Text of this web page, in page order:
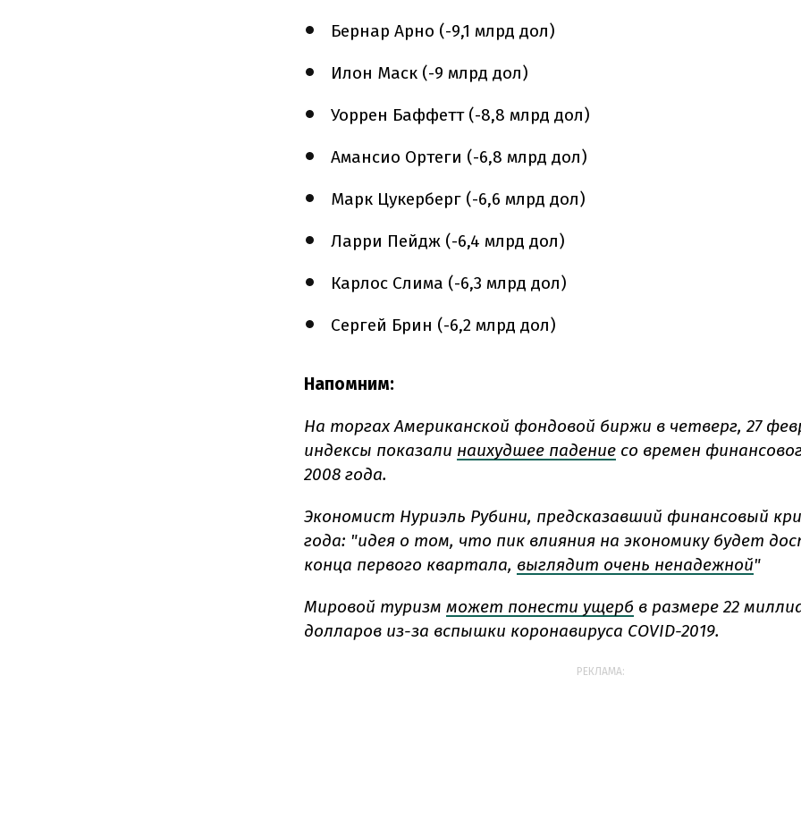
Бернар Арно (-9,1 млрд дол)
Илон Маск (-9 млрд дол)
Уоррен Баффетт (-8,8 млрд дол)
Амансио Ортеги (-6,8 млрд дол)
Марк Цукерберг (-6,6 млрд дол)
Ларри Пейдж (-6,4 млрд дол)
Карлос Слима (-6,3 млрд дол)
Сергей Брин (-6,2 млрд дол)
Напомним:
На торгах Американской фондовой биржи в четверг, 27
индексы показали наихудшее падение со времен
2008 года.
Экономист Нуриэль Рубини, предсказавший финансовый
года: "идея о том, что пик влияния на экономику будет
конца первого квартала, выглядит очень ненадежной"
Мировой туризм может понести ущерб в размере 22
долларов из-за вспышки коронавируса COVID-2019.
РЕКЛАМА: